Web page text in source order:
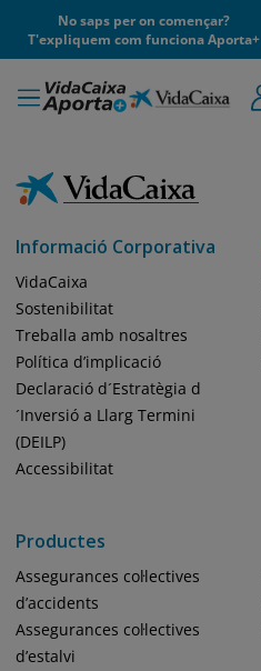
No saps per on començar?
T'expliquem com funciona Aporta+
Informació Corporativa
VidaCaixa
Sostenibilitat
Treballa amb nosaltres
Política d’implicació
Declaració d´Estratègia d
´Inversió a Llarg Termini
(DEILP)
Accessibilitat
Productes
Assegurances col·lectives
d’accidents
Assegurances col·lectives
d’estalvi